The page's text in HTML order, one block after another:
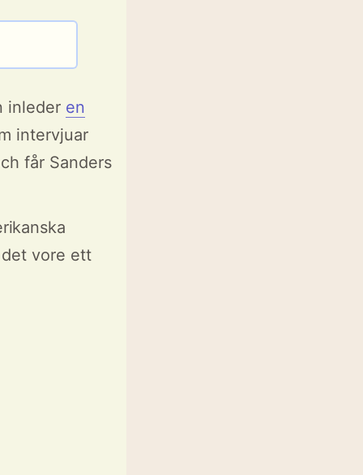
inleder en
intervjuar
får Sanders
vore ett